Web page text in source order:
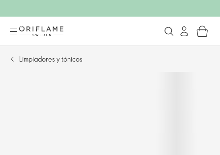
Limpiadores y tónicos